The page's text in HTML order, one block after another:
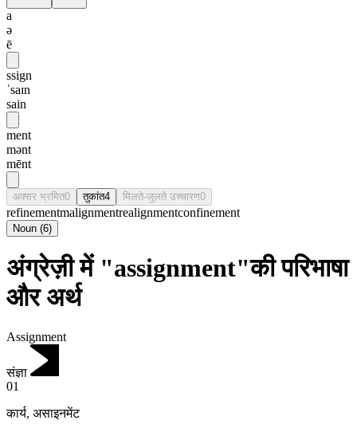
a
ə
ē
ssign
ˈsaɪn
sain
ment
mənt
mēnt
अक्सर भ्रमित0 तुकांत4 मिलते-जुलते उच्चारण0
refinementmalignmentrealignmentconfinement
Noun (6)
अंग्रेज़ी में "assignment"की परिभाषा
और अर्थ
Assignment
संज्ञा
01
कार्य, असाइनमेंट